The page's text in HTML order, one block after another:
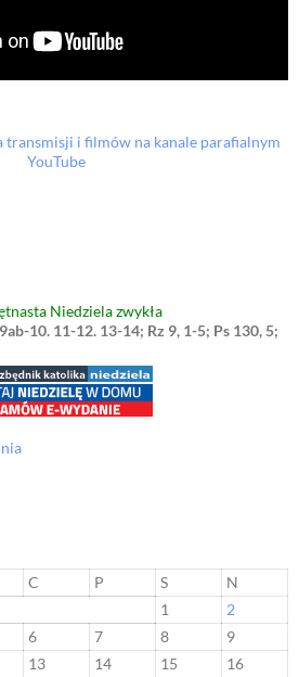
transmisji i filmów na kanale parafialnym
YouTube
Niedziela zwykła
10. 11-12. 13-14; Rz 9, 1-5; Ps 130, 5;
C P S
N
1
2
6 7 8
9
13 14 15
16